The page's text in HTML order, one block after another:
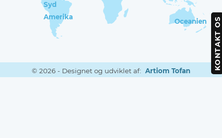
KONTAKT OS
Syd
Amerika
Oceanien
© 2026 - Designet og udviklet af: Artiom Tofan